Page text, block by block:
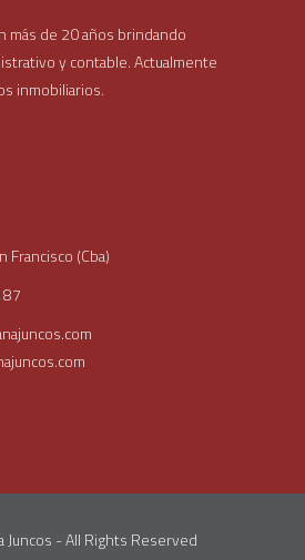
más de 20 años brindando
y contable. Actualmente
inmobiliarios.
Francisco (Cba)
Juncos - All Rights Reserved